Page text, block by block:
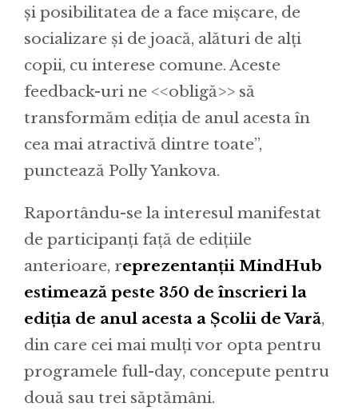
și posibilitatea de a face mișcare, de
socializare și de joacă, alături de alți
copii, cu interese comune. Aceste
feedback-uri ne <<obligă>> să
transformăm ediția de anul acesta în
cea mai atractivă dintre toate”,
punctează Polly Yankova.
Raportându-se la interesul manifestat
de participanți față de edițiile
anterioare, reprezentanții MindHub
estimează peste 350 de înscrieri la
ediția de anul acesta a Școlii de Vară,
din care cei mai mulți vor opta pentru
programele full-day, concepute pentru
două sau trei săptămâni.